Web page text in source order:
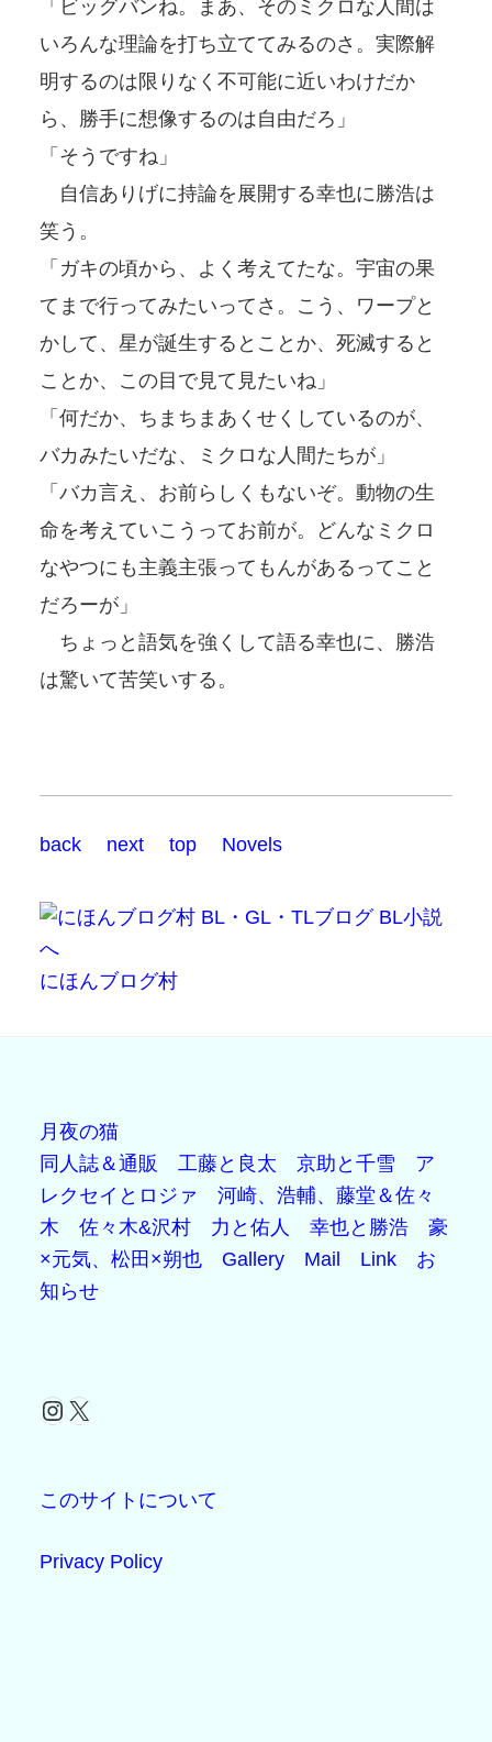
「ビッグバンね。まあ、そのミクロな人間は
いろんな理論を打ち立ててみるのさ。実際解
明するのは限りなく不可能に近いわけだか
ら、勝手に想像するのは自由だろ」
「そうですね」
自信ありげに持論を展開する幸也に勝浩は
笑う。
「ガキの頃から、よく考えてたな。宇宙の果
てまで行ってみたいってさ。こう、ワープと
かして、星が誕生するとことか、死滅すると
ことか、この目で見て見たいね」
「何だか、ちまちまあくせくしているのが、
バカみたいだな、ミクロな人間たちが」
「バカ言え、お前らしくもないぞ。動物の生
命を考えていこうってお前が。どんなミクロ
なやつにも主義主張ってもんがあるってこと
だろーが」
ちょっと語気を強くして語る幸也に、勝浩
は驚いて苦笑いする。
back next top Novels
にほんブログ村
月夜の猫
同人誌＆通販
工藤と良太 京助と千雪
ア
レクセイとロジァ
河崎、浩輔、藤堂＆佐々
木
佐々木&沢村 力と佑人 幸也と勝浩
豪
×元気、松田×朔也
Gallery Mail Link
お
知らせ
Instagram
X
このサイトについて
Privacy Policy